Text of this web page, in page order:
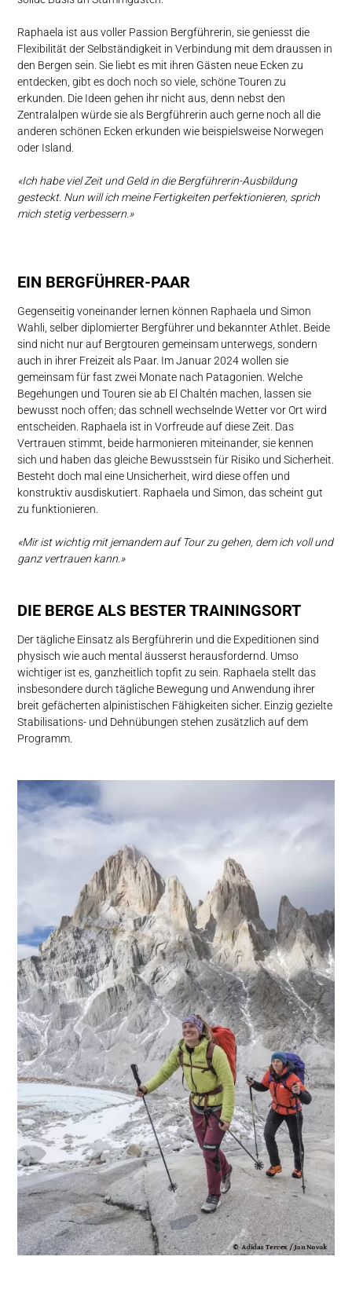
Raphaela ist aus voller Passion Bergführerin, sie geniesst die
Flexibilität der Selbständigkeit in Verbindung mit dem draussen in
den Bergen sein. Sie liebt es mit ihren Gästen neue Ecken zu
entdecken, gibt es doch noch so viele, schöne Touren zu
erkunden. Die Ideen gehen ihr nicht aus, denn nebst den
Zentralalpen würde sie als Bergführerin auch gerne noch all die
anderen schönen Ecken erkunden wie beispielsweise Norwegen
oder Island.
«Ich habe viel Zeit und Geld in die Bergführerin-Ausbildung
gesteckt. Nun will ich meine Fertigkeiten perfektionieren, sprich
mich stetig verbessern.»
EIN BERGFÜHRER-PAAR
Gegenseitig voneinander lernen können Raphaela und Simon
Wahli, selber diplomierter Bergführer und bekannter Athlet. Beide
sind nicht nur auf Bergtouren gemeinsam unterwegs, sondern
auch in ihrer Freizeit als Paar. Im Januar 2024 wollen sie
gemeinsam für fast zwei Monate nach Patagonien. Welche
Begehungen und Touren sie ab El Chaltén machen, lassen sie
bewusst noch offen; das schnell wechselnde Wetter vor Ort wird
entscheiden. Raphaela ist in Vorfreude auf diese Zeit. Das
Vertrauen stimmt, beide harmonieren miteinander, sie kennen
sich und haben das gleiche Bewusstsein für Risiko und Sicherheit.
Besteht doch mal eine Unsicherheit, wird diese offen und
konstruktiv ausdiskutiert. Raphaela und Simon, das scheint gut
zu funktionieren.
«Mir ist wichtig mit jemandem auf Tour zu gehen, dem ich voll und
ganz vertrauen kann.»
DIE BERGE ALS BESTER TRAININGSORT
Der tägliche Einsatz als Bergführerin und die Expeditionen sind
physisch wie auch mental äusserst herausfordernd. Umso
wichtiger ist es, ganzheitlich topfit zu sein. Raphaela stellt das
insbesondere durch tägliche Bewegung und Anwendung ihrer
breit gefächerten alpinistischen Fähigkeiten sicher. Einzig gezielte
Stabilisations- und Dehnübungen stehen zusätzlich auf dem
Programm.